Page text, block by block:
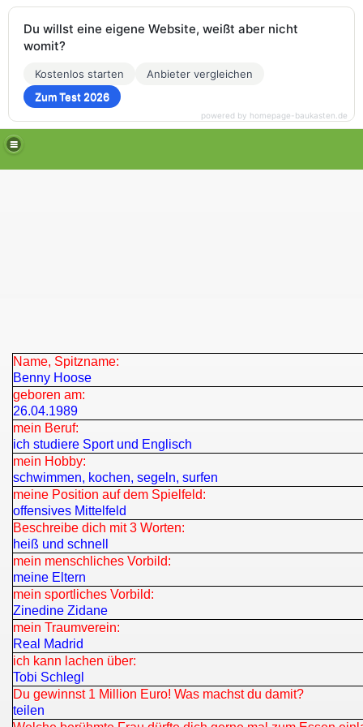
Name, Spitzname:
Benny Hoose
geboren am:
26.04.1989
mein Beruf:
ich studiere Sport und Englisch
mein Hobby:
schwimmen, kochen, segeln, surfen
meine Position auf dem Spielfeld:
offensives Mittelfeld
Beschreibe dich mit 3 Worten:
heiß und schnell
mein menschliches Vorbild:
meine Eltern
mein sportliches Vorbild:
Zinedine Zidane
mein Traumverein:
Real Madrid
ich kann lachen über:
Tobi Schlegl
Du gewinnst 1 Million Euro! Was machst du damit?
teilen
Du willst eine eigene Website, weißt aber nicht
womit?
Kostenlos starten
Anbieter vergleichen
Zum Test 2026
powered by homepage-baukasten.de